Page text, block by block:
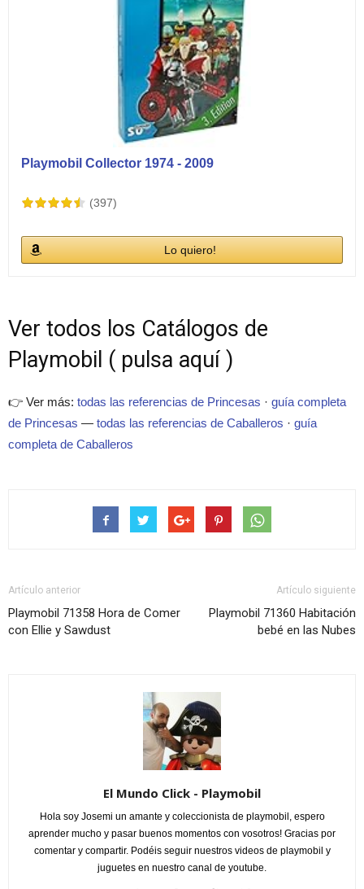
Playmobil Collector 1974 - 2009
(397)
Lo quiero!
Ver todos los Catálogos de
Playmobil ( pulsa aquí )
👉 Ver más: todas las referencias de Princesas · guía completa
de Princesas — todas las referencias de Caballeros · guía
completa de Caballeros
Artículo anterior
Playmobil 71358 Hora de Comer
con Ellie y Sawdust
Artículo siguiente
Playmobil 71360 Habitación
bebé en las Nubes
El Mundo Click - Playmobil
Hola soy Josemi un amante y coleccionista de playmobil, espero
aprender mucho y pasar buenos momentos con vosotros! Gracias por
comentar y compartir. Podéis seguir nuestros videos de playmobil y
juguetes en nuestro canal de youtube.